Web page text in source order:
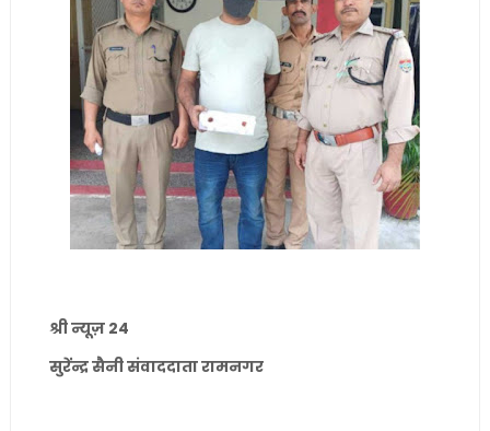
श्री न्यूज़ 24
सुरेंन्द्र सैनी संवाददाता रामनगर